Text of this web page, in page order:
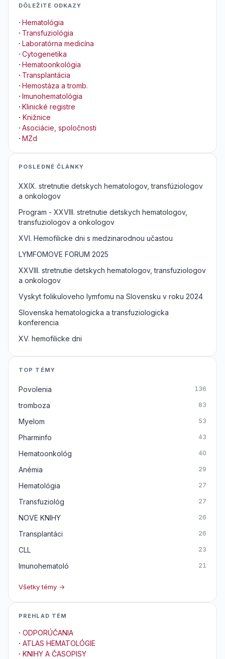
DÔLEŽITÉ ODKAZY
· Hematológia
· Transfuziológia
· Laboratórna medicína
· Cytogenetika
· Hematoonkológia
· Transplantácia
· Hemostáza a tromb.
· Imunohematológia
· Klinické registre
· Knižnice
· Asociácie, spoločnosti
· MZd
POSLEDNÉ ČLÁNKY
XXIX. stretnutie detskych hematologov, transfúziologov
a onkologov
Program - XXVIII. stretnutie detskych hematologov,
transfuziologov a onkologov
XVI. Hemofilicke dni s medzinarodnou učastou
LYMFOMOVE FORUM 2025
XXVIII. stretnutie detskych hematologov, transfuziologov
a onkologov
Vyskyt folikuloveho lymfomu na Slovensku v roku 2024
Slovenska hematologicka a transfuziologicka
konferencia
XV. hemofilicke dni
TOP TÉMY
Povolenia 136
tromboza 83
Myelom 53
Pharminfo 43
Hematoonkológ 40
Anémia 29
Hematológia 27
Transfuziológ 27
NOVE KNIHY 26
Transplantáci 26
CLL 23
Imunohematoló 21
Všetky témy →
PREHLAD TÉM
· ODPORÚČANIA
· ATLAS HEMATOLÓGIE
· KNIHY A ČASOPISY